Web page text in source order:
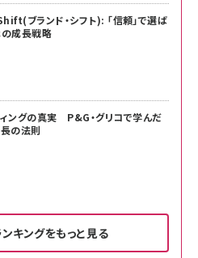
ブランド・シフト): 「信頼」で選ば
成長戦略
ングの真実 P&G・グリコで学んだ
の法則
キングをもっと見る